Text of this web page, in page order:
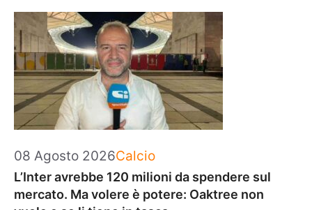
08 Agosto 2026Categorie
Calcio
L’Inter avrebbe 120 milioni da spendere sul
mercato. Ma volere è potere: Oaktree non